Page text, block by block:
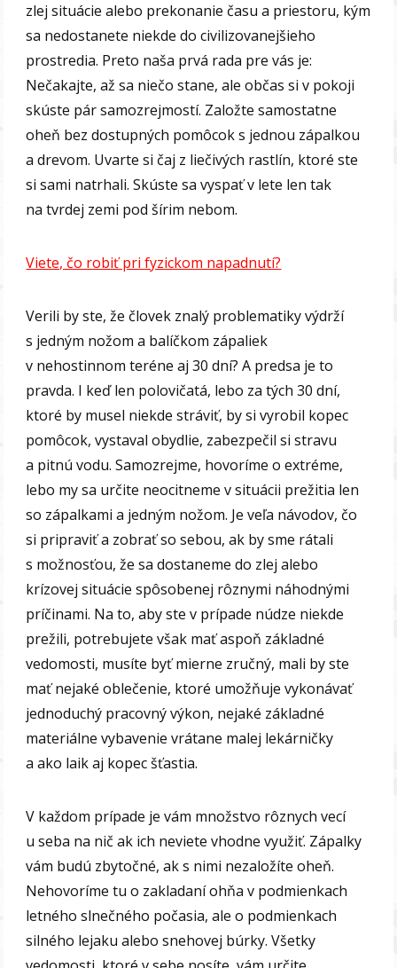
zlej situácie alebo prekonanie času a priestoru, kým
sa nedostanete niekde do civilizovanejšieho
prostredia. Preto naša prvá rada pre vás je:
Nečakajte, až sa niečo stane, ale občas si v pokoji
skúste pár samozrejmostí. Založte samostatne
oheň bez dostupných pomôcok s jednou zápalkou
a drevom. Uvarte si čaj z liečivých rastlín, ktoré ste
si sami natrhali. Skúste sa vyspať v lete len tak
na tvrdej zemi pod šírim nebom.
Viete, čo robiť pri fyzickom napadnutí?
Verili by ste, že človek znalý problematiky výdrží
s jedným nožom a balíčkom zápaliek
v nehostinnom teréne aj 30 dní? A predsa je to
pravda. I keď len polovičatá, lebo za tých 30 dní,
ktoré by musel niekde stráviť, by si vyrobil kopec
pomôcok, vystaval obydlie, zabezpečil si stravu
a pitnú vodu. Samozrejme, hovoríme o extréme,
lebo my sa určite neocitneme v situácii prežitia len
so zápalkami a jedným nožom. Je veľa návodov, čo
si pripraviť a zobrať so sebou, ak by sme rátali
s možnosťou, že sa dostaneme do zlej alebo
krízovej situácie spôsobenej rôznymi náhodnými
príčinami. Na to, aby ste v prípade núdze niekde
prežili, potrebujete však mať aspoň základné
vedomosti, musíte byť mierne zručný, mali by ste
mať nejaké oblečenie, ktoré umožňuje vykonávať
jednoduchý pracovný výkon, nejaké základné
materiálne vybavenie vrátane malej lekárničky
a ako laik aj kopec šťastia.
V každom prípade je vám množstvo rôznych vecí
u seba na nič ak ich neviete vhodne využiť. Zápalky
vám budú zbytočné, ak s nimi nezaložíte oheň.
Nehovoríme tu o zakladaní ohňa v podmienkach
letného slnečného počasia, ale o podmienkach
silného lejaku alebo snehovej búrky. Všetky